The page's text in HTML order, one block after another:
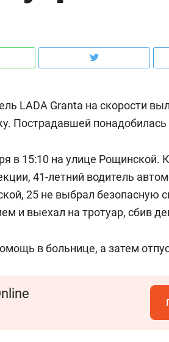
LADA Granta на скорости
Пострадавшей
в 15:10 на улице Рощинской.
41-летний водитель
25 не выбрал безопасную
и выехал на тротуар, сбив
в больнице, а затем
150 камер до квартиры и Face
ID вместо ключа: какой будет